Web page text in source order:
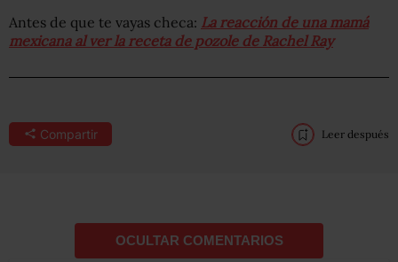
Antes de que te vayas checa: La reacción de una mamá
mexicana al ver la receta de pozole de Rachel Ray
Compartir Leer después
OCULTAR COMENTARIOS